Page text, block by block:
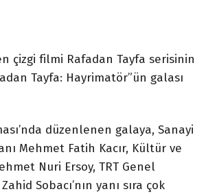
çizgi filmi Rafadan Tayfa serisinin
Tayfa: Hayrimatör”ün galası
düzenlenen galaya, Sanayi
Mehmet Fatih Kacır, Kültür ve
Nuri Ersoy, TRT Genel
Sobacı’nın yanı sıra çok